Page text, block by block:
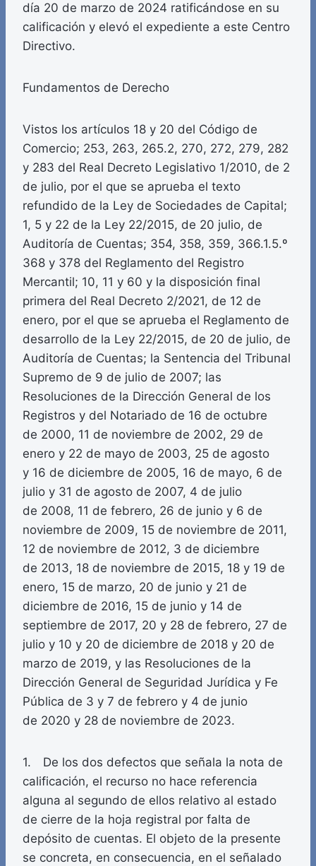
día 20 de marzo de 2024 ratificándose en su
calificación y elevó el expediente a este Centro
Directivo.
Fundamentos de Derecho
Vistos los artículos 18 y 20 del Código de
Comercio; 253, 263, 265.2, 270, 272, 279, 282
y 283 del Real Decreto Legislativo 1/2010, de 2
de julio, por el que se aprueba el texto
refundido de la Ley de Sociedades de Capital;
1, 5 y 22 de la Ley 22/2015, de 20 julio, de
Auditoría de Cuentas; 354, 358, 359, 366.1.5.º
368 y 378 del Reglamento del Registro
Mercantil; 10, 11 y 60 y la disposición final
primera del Real Decreto 2/2021, de 12 de
enero, por el que se aprueba el Reglamento de
desarrollo de la Ley 22/2015, de 20 de julio, de
Auditoría de Cuentas; la Sentencia del Tribunal
Supremo de 9 de julio de 2007; las
Resoluciones de la Dirección General de los
Registros y del Notariado de 16 de octubre
de 2000, 11 de noviembre de 2002, 29 de
enero y 22 de mayo de 2003, 25 de agosto
y 16 de diciembre de 2005, 16 de mayo, 6 de
julio y 31 de agosto de 2007, 4 de julio
de 2008, 11 de febrero, 26 de junio y 6 de
noviembre de 2009, 15 de noviembre de 2011,
12 de noviembre de 2012, 3 de diciembre
de 2013, 18 de noviembre de 2015, 18 y 19 de
enero, 15 de marzo, 20 de junio y 21 de
diciembre de 2016, 15 de junio y 14 de
septiembre de 2017, 20 y 28 de febrero, 27 de
julio y 10 y 20 de diciembre de 2018 y 20 de
marzo de 2019, y las Resoluciones de la
Dirección General de Seguridad Jurídica y Fe
Pública de 3 y 7 de febrero y 4 de junio
de 2020 y 28 de noviembre de 2023.
1. De los dos defectos que señala la nota de
calificación, el recurso no hace referencia
alguna al segundo de ellos relativo al estado
de cierre de la hoja registral por falta de
depósito de cuentas. El objeto de la presente
se concreta, en consecuencia, en el señalado